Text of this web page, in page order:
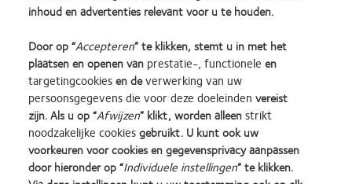
award
MyDay™
(2013)
the
(2013)
Companies
Leaders
(2012)
(2011)
Award
Industry
Winner
Onze producten
Contact
Privacybeleid
Cookie beleid
Servicevoorwaarden
Beleid ten aanzien van
Site voor consumenten
Toestemmingsvoorkeuren
beheren
Inloggen
inhoud en advertenties relevant voor u te houden.
Door op “Accepteren” te klikken, stemt u in met het
plaatsen en openen van prestatie-, functionele en
targetingcookiesen deverwerking van uw
persoonsgegevens die voor deze doeleinden vereist
zijn. Als u op “Afwijzen” klikt, worden alleenstrikt
noodzakelijke cookiesgebruikt. U kunt ook uw
voorkeuren voor cookies en gegevensprivacy aanpassen
door hieronder op “Individuele instellingen” te klikken.